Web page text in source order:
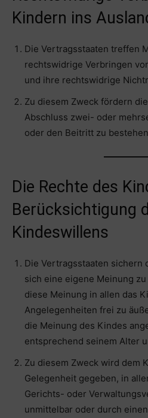
Kindern ins
Die Vertragsstaaten treffen
rechtswidrige Verbringen
und ihre rechtswidrige
Zu diesem Zweck fördern
Abschluss zwei- oder
oder den Beitritt zu
Die Rechte des
Berücksichtigung
Kindeswillens
Die Vertragsstaaten sichern
sich eine eigene Meinung
diese Meinung in allen das
Angelegenheiten frei zu
die Meinung des Kindes
entsprechend seinem Alter
Zu diesem Zweck wird dem
Gelegenheit gegeben, in
Gerichts- oder
unmittelbar oder durch